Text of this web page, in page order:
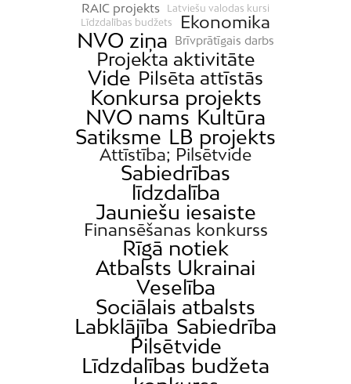
RAIC projekts
Latviešu valodas kursi
Līdzdalības budžets
Ekonomika
NVO ziņa Brīvprātīgais darbs
Projekta aktivitāte
Vide Pilsēta attīstās
Konkursa projekts
NVO nams Kultūra
Satiksme LB projekts
Attīstība; Pilsētvide
Sabiedrības
līdzdalība
Jauniešu iesaiste
Finansēšanas konkurss
Rīgā notiek
Atbalsts Ukrainai
Veselība
Sociālais atbalsts
Labklājība Sabiedrība
Pilsētvide
Līdzdalības budžeta